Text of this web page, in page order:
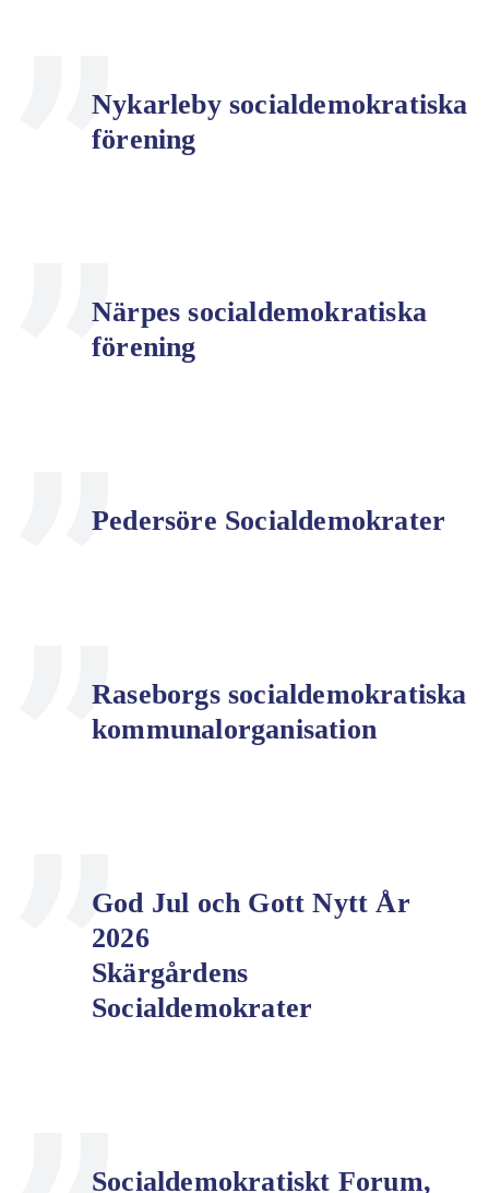
Nykarleby socialdemokratiska
förening
Närpes socialdemokratiska
förening
Pedersöre Socialdemokrater
Raseborgs socialdemokratiska
kommunalorganisation
God Jul och Gott Nytt År
2026
Skärgårdens
Socialdemokrater
Socialdemokratiskt Forum,